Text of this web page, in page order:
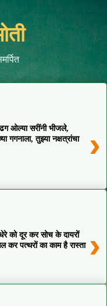
›
ओल्या सरींनी भीजले,
गगनाला, तुझ्या नक्षत्रांचा
›
को दूर कर सोच के दायरों
कर पत्थरों का काम है रास्ता